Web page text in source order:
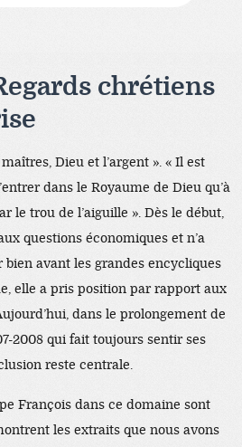
chrétiens
Dieu et l’argent ». « Il est
dans le Royaume de Dieu qu’à
le trou de l’aiguille ». Dès le début,
questions économiques et n’a
bien avant les grandes encycliques
elle a pris position par rapport aux
dans le prolongement de
2008 qui fait toujours sentir ses
reste centrale.
François dans ce domaine sont
les extraits que nous avons